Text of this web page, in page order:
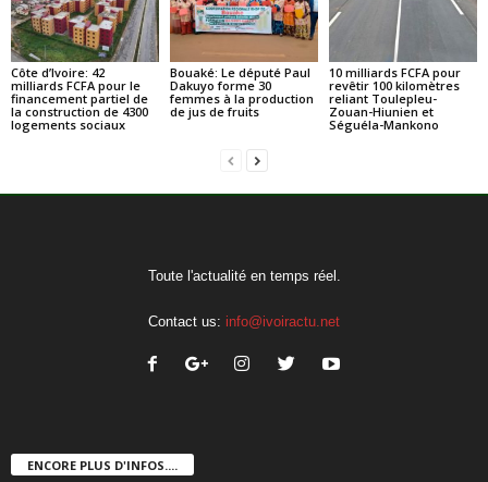
Côte d’Ivoire: 42
milliards FCFA pour le
financement partiel de
la construction de 4300
logements sociaux
Bouaké: Le député Paul
Dakuyo forme 30
femmes à la production
de jus de fruits
10 milliards FCFA pour
revêtir 100 kilomètres
reliant Toulepleu-
Zouan-Hiunien et
Séguéla-Mankono
Toute l'actualité en temps réel.
Contact us: info@ivoiractu.net
ENCORE PLUS D'INFOS....